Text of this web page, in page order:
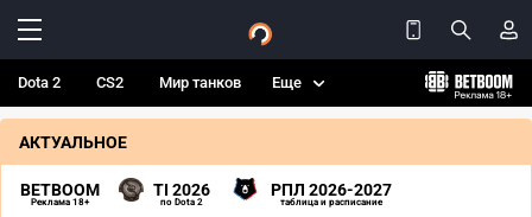
Dota 2 CS2 Мир танков Еще
АКТУАЛЬНОЕ
BETBOOM
Реклама 18+
TI 2026
по Dota 2
РПЛ 2026-2027
таблица и расписание